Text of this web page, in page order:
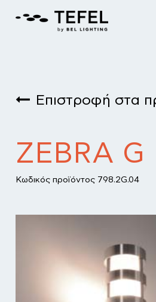
Επιστροφή στα
ZEBRA G
Κωδικός προϊόντος 798.2G.04